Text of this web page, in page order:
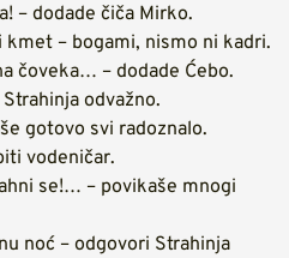
– dodade čiča Mirko.
kmet – bogami, nismo ni kadri.
čoveka… – dodade Ćebo.
odvažno.
gotovo svi radoznalo.
vodeničar.
se!… – povikaše mnogi
noć – odgovori Strahinja